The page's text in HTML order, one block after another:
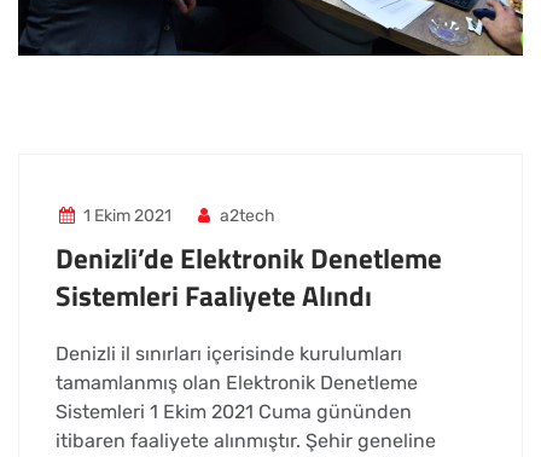
1 Ekim 2021 a2tech
Denizli’de Elektronik Denetleme
Sistemleri Faaliyete Alındı
Denizli il sınırları içerisinde kurulumları
tamamlanmış olan Elektronik Denetleme
Sistemleri 1 Ekim 2021 Cuma gününden
itibaren faaliyete alınmıştır. Şehir geneline